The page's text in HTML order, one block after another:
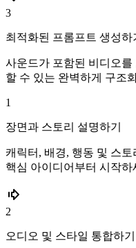
3
최적화된 프롬프트 생성하
사운드가 포함된 비디오를
할 수 있는 완벽하게 구조
1
장면과 스토리 설명하기
캐릭터, 배경, 행동 및 스
핵심 아이디어부터 시작하
2
오디오 및 스타일 통합하기